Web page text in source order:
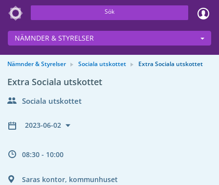
Sök
NÄMNDER & STYRELSER
Nämnder & Styrelser Sociala utskottet Extra Sociala utskottet
Extra Sociala utskottet
Sociala utskottet
2023-06-02
08:30 - 10:00
Saras kontor, kommunhuset